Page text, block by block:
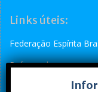
Links úteis:
Federação Espírita
Reformador
Conselho Espírita